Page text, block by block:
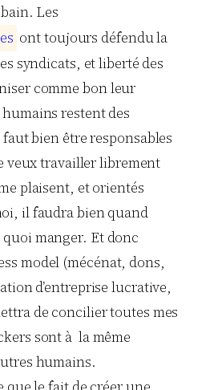
Les
es ont toujours défendu la
syndicats, et liberté des
comme bon leur
restent des
bien être responsables
veux travailler librement
plaisent, et orientés
il faudra bien quand
manger. Et donc
model (mécénat, dons,
d’entreprise lucrative,
de concilier toutes mes
sont à la même
humains.